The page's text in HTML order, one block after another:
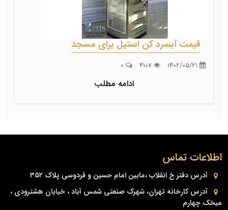
قیمت آبسرد کن استیل برای مسجد
ادامه مطلب
اطلاعات تماس
آدرس دفتر خ انقلاب ،مابین امام حسین و فردوسی پلاک ۳۵۲
آدرس کارخانه تهران، شهرک صنعتی شمس آباد ، خیابان هشترودی ،
میخک چهارم